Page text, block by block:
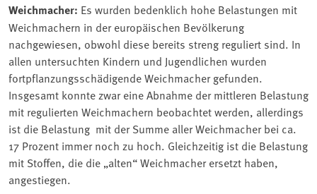
Weichmacher: Es wurden bedenklich hohe Belastungen mit
Weichmachern in der europäischen Bevölkerung
nachgewiesen, obwohl diese bereits streng reguliert sind. In
allen untersuchten Kindern und Jugendlichen wurden
fortpflanzungsschädigende Weichmacher gefunden.
Insgesamt konnte zwar eine Abnahme der mittleren Belastung
mit regulierten Weichmachern beobachtet werden, allerdings
ist die Belastung mit der Summe aller Weichmacher bei ca.
17 Prozent immer noch zu hoch. Gleichzeitig ist die Belastung
mit Stoffen, die die „alten“ Weichmacher ersetzt haben,
angestiegen.